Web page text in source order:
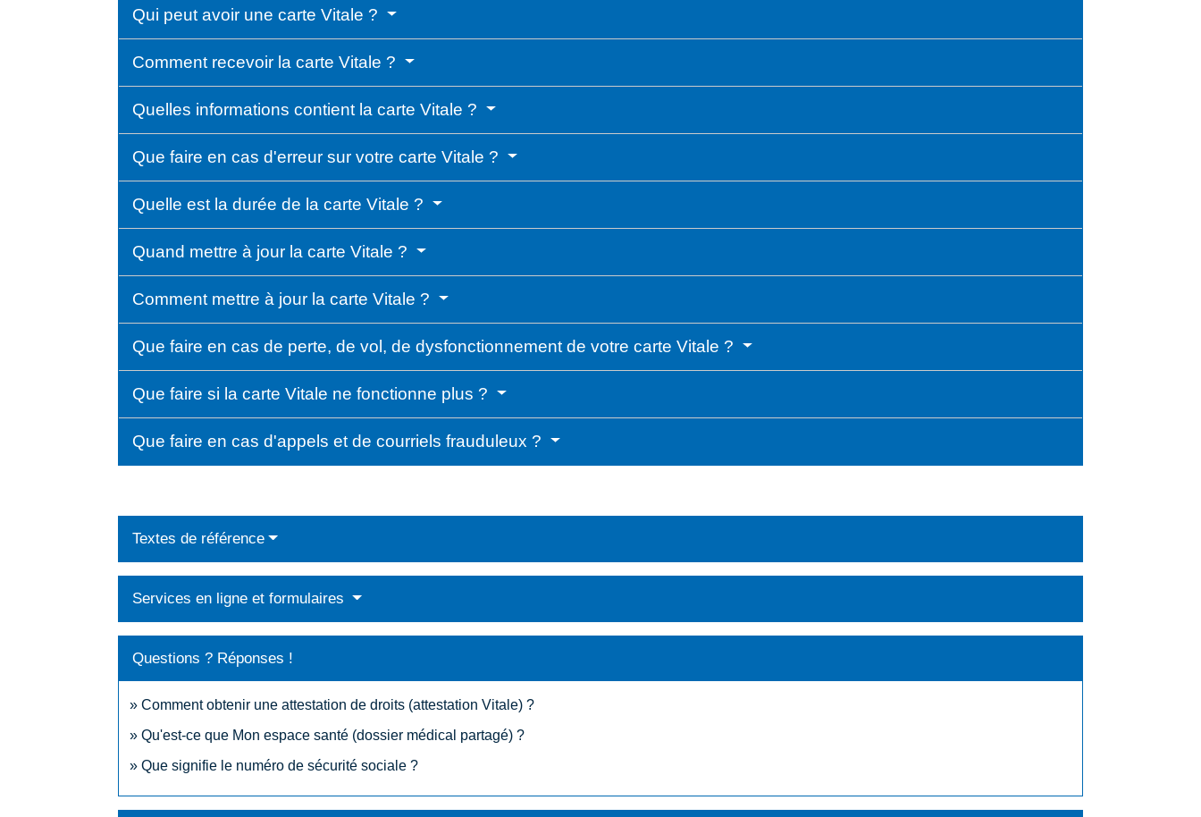
Qui peut avoir une carte Vitale ?
Comment recevoir la carte Vitale ?
Quelles informations contient la carte Vitale ?
Que faire en cas d'erreur sur votre carte Vitale ?
Quelle est la durée de la carte Vitale ?
Quand mettre à jour la carte Vitale ?
Comment mettre à jour la carte Vitale ?
Que faire en cas de perte, de vol, de dysfonctionnement de votre carte Vitale ?
Que faire si la carte Vitale ne fonctionne plus ?
Que faire en cas d'appels et de courriels frauduleux ?
Textes de référence
Services en ligne et formulaires
Questions ? Réponses !
Comment obtenir une attestation de droits (attestation Vitale) ?
Qu'est-ce que Mon espace santé (dossier médical partagé) ?
Que signifie le numéro de sécurité sociale ?